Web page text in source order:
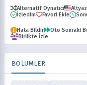
Alternatif Oynatıcı
İzledim
Favori Ekle
Hata Bildir Oto Sonraki
Birlikte İzle
BÖLÜMLER